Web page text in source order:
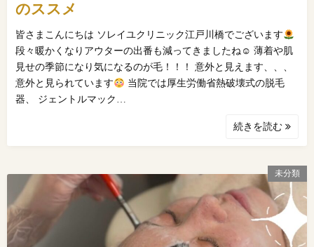
のススメ
皆さまこんにちは ソレイユクリニック江戸川橋でございます
段々暖かくなりアウターの出番も減ってきましたね☺ 薄着や肌
見せの季節になり気になるのが毛！！！ 意外と見えます、、、
意外と見られています
当院では厚生労働省熱破壊式の脱毛
器、 ジェントルマック…
続きを読む
未分類